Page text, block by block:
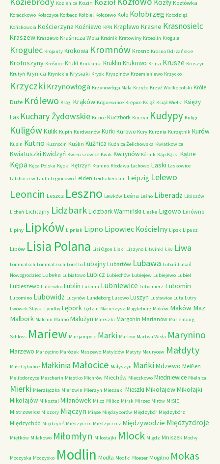
Kozienice Kozin Kozioł Kozły Kozłówka
Kołaczkowo Kołaczyce Kołbacz Kołbiel Kołczewo Koło Kołobrzeg Kołodziąż
Końskowola Kościerzyna Koźniewo KPN Kraplewo Krasne Krasnosielc
Kraszew Kraszewo Kraśnicza Wola Kraśnik Kretowiny Kroeslin Krogule
Krogulec Krojanty Krokowa Kromnów Krosno Krosno Odrzańskie
Krotoszyny Krośnice Kruki Kruklanki Kruklin Krukowo Krusa Krusze Kruszyn
Krutyń Krynica Krynickie Krysiaki Krysk Kryspinów Krzemieniewo Krzycko
Krzyczki Krzynowłoga Krzynowłoga Mała Krzyże Krzyż Wielkopolski Króle
Duże Królewo Krągi Krąków Krąpiewnice Krępice Książ Książ Wielki Księży
Las Kuchary Żydowskie Kucice Kuczbork Kuczyn Kudypy Kuligi
KuligówKulik Kupin Kurdwanów Kurki Kurowo Kury Kurznia Kurzętnik Kurów
Kusin Kutno Kuznocin Kuślin Kuźnica Kuźnica Żelichowska Kwiatkowice
Kwiatuszki Kwidzyń Kwieciszowice Kwik Kwirynów Kórnik Kąp Kątki Kątne
Kępa Kępa Polska Kępki Kętrzyn Kłanino Kłodawa Lachowo Laski Laskowice
Latchorzew Lauta Legionowo Leiden Leidschendam Leipzig Lelewo
Leoncin Leszcz Leszno Lewków Leśna Leśno Liberadz Libiszów
Licheń Lichtajny LidzbarkLidzbark Warmiński Lieske Ligowo Linówno
Lipiny Lipków Lipniak Lipno Lipowiec Kościelny Lipsk Lipusz
Lipów Lisia Polana Lisi Ogon Liski Liszyno Litwinki Liw Liwa
Lommatsch Lommatzsch Loretto Lubajny Lubartów Lubawa Lubań Lubań
Nowogrodziec Lubeka Lubiatowo Lubicz Lubiechów Lubiejew Lubiejewo Lubiel
Lubieszewo Lublewko Lublin Lubmin Lubniewice Lubomierz Lubomin
Lubomino Lubowidz Lucynów Lundeborg Lusowo Luszyn Lusławice Luta Lutry
Lwówek Śląski Lyndby Lębork Lędzin Macierzysz Magdeburg Maków Maków Maz.
Malbork Malchin Malmo Malużyn Mareczki Margonin Marianów Marienburg
Schloss Mariew Marijampole Marki Marlow Martwa Wisła Marynino
Marzewo Marzęcino Marózek Maszewo Matyldów Matyty Maurycew Małdyty
Małe Cybulice Małkinia Małocice Małyszyn MańkiMdzewo Meißen
Melibdorzyce Mescherin Miastko Michrów Miechów Mieczkowo Miedniewice Mielnica
Mierki Mierziączka Mierzwin Mierzyn Mieszaki Mieszki MikołajewMikołajki
Mikołajów Miksztal Milanówek Milcz Milicz Mirsk Mirzec Mirów MISIE
Mistrzewice Miszory Miączyn Miąse Międzyborów Międzybór Międzybórz
Międzychód Międzyleś Międzyrzec Międzyrzecz Międzywodzie Międzyzdroje
Miętków Miłakowo Miłomłyn Miłostajki Mlock Mlądz Mniszek Mochy
Moczyska Moczysko Modlin Modła Modłki Moeser Mogilno Mokas